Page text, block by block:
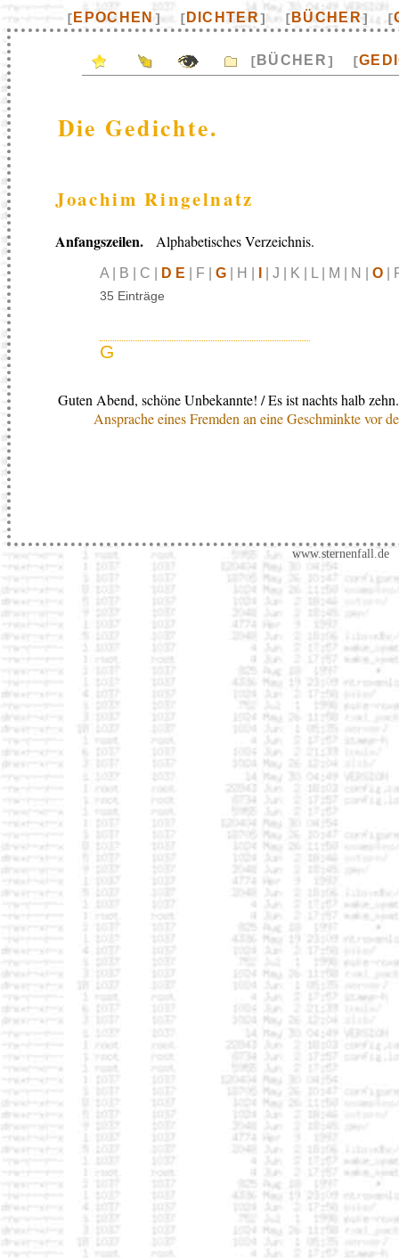
[ EPOCHEN ] [ DICHTER] [ BÜCHER] [
[ BÜCHER] [
Die Gedichte.
Joachim Ringelnatz
Anfangszeilen. Alphabetisches Verzeichnis.
A | B | C | D E | F | G | H | | J | K | L | M | N | O |
35 Einträge
G
Guten Abend, schöne Unbekannte! / Es ist nachts halb zehn.
Ansprache eines Fremden an eine Geschminkte vor
www.sternenfall.de